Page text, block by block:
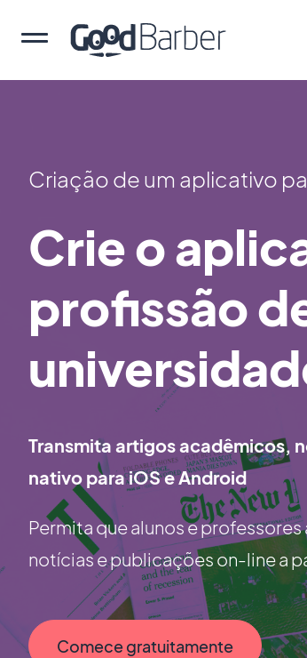
Criação de um aplicativo
Crie o
profissão
Transmita artigos acadêmicos,
nativo para iOS e Android
Permita que alunos e
notícias e publicações on-line a
Comece gratuitamente